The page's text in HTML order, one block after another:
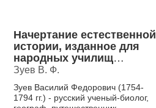
Начертание естественной
истории, изданное для
народных училищ
Российской империи по
высочайшему повелению
царствующия
Императрицы Екатерины
Зуев В. Ф.
Зуев Василий Федорович (1754-
1794 гг.) - русский ученый-биолог,